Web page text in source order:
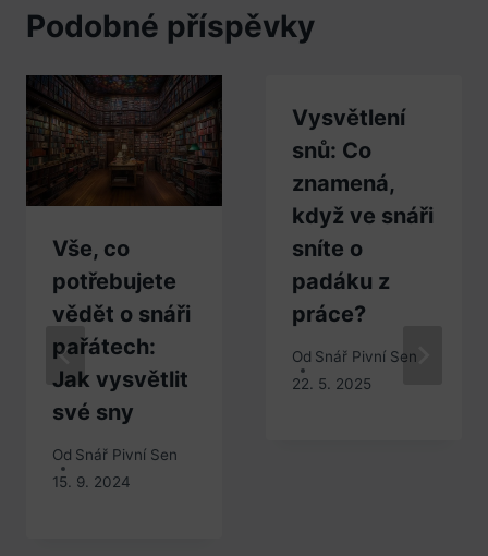
Podobné příspěvky
Vše, co
potřebujete
vědět o snáři
pařátech:
Jak vysvětlit
své sny
Od Snář Pivní Sen
15. 9. 2024
Vysvětlení
snů: Co
znamená,
když ve snáři
sníte o
padáku z
práce?
Od Snář Pivní Sen
22. 5. 2025